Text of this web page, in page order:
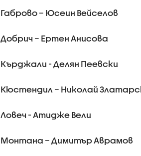
Габрово – Юсеин Вейселов
Добрич – Ертен Анисова
Кърджали - Делян Пеевски
Кюстендил – Николай
Ловеч - Атидже Вели
Монтана – Димитър Аврамов